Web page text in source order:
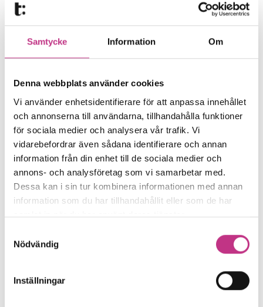
Samtycke Information Om
Denna webbplats använder cookies
Vi använder enhetsidentifierare för att anpassa innehållet
och annonserna till användarna, tillhandahålla funktioner
för sociala medier och analysera vår trafik. Vi
vidarebefordrar även sådana identifierare och annan
information från din enhet till de sociala medier och
annons- och analysföretag som vi samarbetar med.
Dessa kan i sin tur kombinera informationen med annan
information som du har tillhandahållit eller som de har
samlat in när du har använt deras tjänster.
Nödvändig
Inställningar
Rören tillverkas genom spiralsvetsning,
– Det finns inget patent i det, men det
som skiljer oss är att vi gör det i mindre
dimensioner.
Maskinparken i Eskilstuna är i praktiken
ett lapptäcke av specialanpassningar. De
tre spiralsvetsmaskinerna är ombyggda
dimensioner.
– Det finns inga standardmaskiner för det